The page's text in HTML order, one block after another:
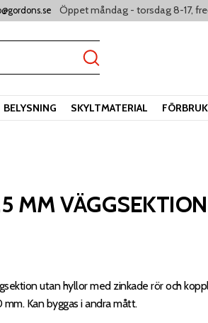
Öppet måndag - torsdag 8-17,
BELYSNING SKYLTMATERIAL
MM
utan hyllor med zinkade rör och
Kan byggas i andra mått.